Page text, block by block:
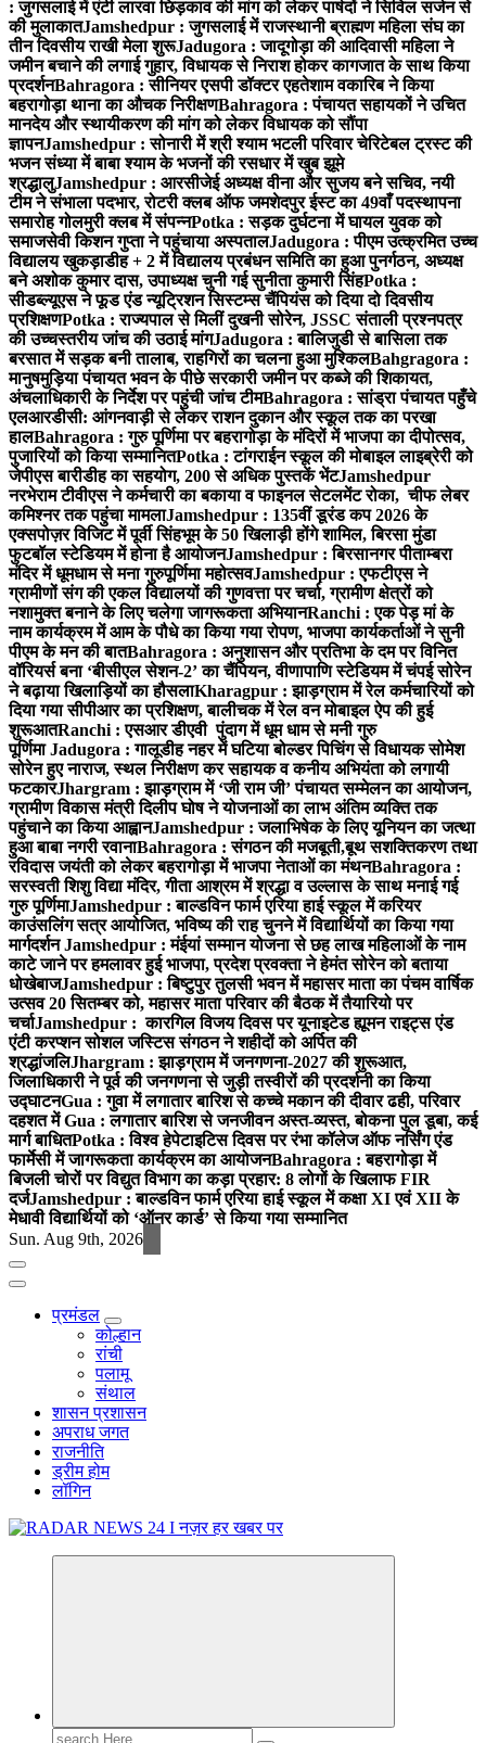
: जुगसलाई में एंटी लारवा छिड़काव की मांग को लेकर पार्षदों ने सिविल सर्जन से
की मुलाकातJamshedpur : जुगसलाई में राजस्थानी ब्राह्मण महिला संघ का
तीन दिवसीय राखी मेला शुरूJadugora : जादूगोड़ा की आदिवासी महिला ने
जमीन बचाने की लगाई गुहार, विधायक से निराश होकर कागजात के साथ किया
प्रदर्शनBahragora : सीनियर एसपी डॉक्टर एहतेशाम वकारिब ने किया
बहरागोड़ा थाना का औचक निरीक्षणBahragora : पंचायत सहायकों ने उचित
मानदेय और स्थायीकरण की मांग को लेकर विधायक को सौंपा
ज्ञापनJamshedpur : सोनारी में श्री श्याम भटली परिवार चेरिटेबल ट्रस्ट की
भजन संध्या में बाबा श्याम के भजनों की रसधार में खुब झूमे
श्रद्धालुJamshedpur : आरसीजेई अध्यक्ष वीना और सुजय बने सचिव, नयी
टीम ने संभाला पदभार, रोटरी क्लब ऑफ जमशेदपुर ईस्ट का 49वाँ पदस्थापना
समारोह गोलमुरी क्लब में संपन्नPotka : सड़क दुर्घटना में घायल युवक को
समाजसेवी किशन गुप्ता ने पहुंचाया अस्पतालJadugora : पीएम उत्क्रमित उच्च
विद्यालय खुकड़ाडीह + 2 में विद्यालय प्रबंधन समिति का हुआ पुनर्गठन, अध्यक्ष
बने अशोक कुमार दास, उपाध्यक्ष चुनी गई सुनीता कुमारी सिंहPotka :
सीडब्ल्यूएस ने फूड एंड न्यूट्रिशन सिस्टम्स चैंपियंस को दिया दो दिवसीय
प्रशिक्षणPotka : राज्यपाल से मिलीं दुखनी सोरेन, JSSC संताली प्रश्नपत्र
की उच्चस्तरीय जांच की उठाई मांगJadugora : बालिजुडी से बासिला तक
बरसात में सड़क बनी तालाब, राहगिरों का चलना हुआ मुश्किलBahgragora :
मानुषमुड़िया पंचायत भवन के पीछे सरकारी जमीन पर कब्जे की शिकायत,
अंचलाधिकारी के निर्देश पर पहुंची जांच टीमBahragora : सांड्रा पंचायत पहुँचे
एलआरडीसी: आंगनवाड़ी से लेकर राशन दुकान और स्कूल तक का परखा
हालBahragora : गुरु पूर्णिमा पर बहरागोड़ा के मंदिरों में भाजपा का दीपोत्सव,
पुजारियों को किया सम्मानितPotka : टांगराईन स्कूल की मोबाइल लाइब्रेरी को
जेपीएस बारीडीह का सहयोग, 200 से अधिक पुस्तकें भेंटJamshedpur
नरभेराम टीवीएस ने कर्मचारी का बकाया व फाइनल सेटलमेंट रोका, चीफ लेबर
कमिश्नर तक पहुंचा मामलाJamshedpur : 135वीं डूरंड कप 2026 के
एक्सपोज़र विजिट में पूर्वी सिंहभूम के 50 खिलाड़ी होंगे शामिल, बिरसा मुंडा
फुटबॉल स्टेडियम में होना है आयोजनJamshedpur : बिरसानगर पीताम्बरा
मंदिर में धूमधाम से मना गुरुपूर्णिमा महोत्सवJamshedpur : एफटीएस ने
ग्रामीणों संग की एकल विद्यालयों की गुणवत्ता पर चर्चा, ग्रामीण क्षेत्रों को
नशामुक्त बनाने के लिए चलेगा जागरूकता अभियानRanchi : एक पेड़ मां के
नाम कार्यक्रम में आम के पौधे का किया गया रोपण, भाजपा कार्यकर्ताओं ने सुनी
पीएम के मन की बातBahragora : अनुशासन और प्रतिभा के दम पर विनित
वॉरियर्स बना ‘बीसीएल सेशन-2’ का चैंपियन, वीणापाणि स्टेडियम में चंपई सोरेन
ने बढ़ाया खिलाड़ियों का हौसलाKharagpur : झाड़ग्राम में रेल कर्मचारियों को
दिया गया सीपीआर का प्रशिक्षण, बालीचक में रेल वन मोबाइल ऐप की हुई
शुरूआतRanchi : एसआर डीएवी पुंदाग में धूम धाम से मनी गुरु
पूर्णिमाJadugora : गालूडीह नहर में घटिया बोल्डर पिचिंग से विधायक सोमेश
सोरेन हुए नाराज, स्थल निरीक्षण कर सहायक व कनीय अभियंता को लगायी
फटकारJhargram : झाड़ग्राम में ‘जी राम जी’ पंचायत सम्मेलन का आयोजन,
ग्रामीण विकास मंत्री दिलीप घोष ने योजनाओं का लाभ अंतिम व्यक्ति तक
पहुंचाने का किया आह्वानJamshedpur : जलाभिषेक के लिए यूनियन का जत्था
हुआ बाबा नगरी रवानाBahragora : संगठन की मजबूती,बूथ सशक्तिकरण तथा
रविदास जयंती को लेकर बहरागोड़ा में भाजपा नेताओं का मंथनBahragora :
सरस्वती शिशु विद्या मंदिर, गीता आश्रम में श्रद्धा व उल्लास के साथ मनाई गई
गुरु पूर्णिमाJamshedpur : बाल्डविन फार्म एरिया हाई स्कूल में करियर
काउंसलिंग सत्र आयोजित, भविष्य की राह चुनने में विद्यार्थियों का किया गया
मार्गदर्शनJamshedpur : मंईयां सम्मान योजना से छह लाख महिलाओं के नाम
काटे जाने पर हमलावर हुई भाजपा, प्रदेश प्रवक्ता ने हेमंत सोरेन को बताया
धोखेबाजJamshedpur : बिष्टुपुर तुलसी भवन में महासर माता का पंचम वार्षिक
उत्सव 20 सितम्बर को, महासर माता परिवार की बैठक में तैयारियो पर
चर्चाJamshedpur : कारगिल विजय दिवस पर यूनाइटेड ह्यूमन राइट्स एंड
एंटी करप्शन सोशल जस्टिस संगठन ने शहीदों को अर्पित की
श्रद्धांजलिJhargram : झाड़ग्राम में जनगणना-2027 की शुरूआत,
जिलाधिकारी ने पूर्व की जनगणना से जुड़ी तस्वीरों की प्रदर्शनी का किया
उद्घाटनGua : गुवा में लगातार बारिश से कच्चे मकान की दीवार ढही, परिवार
दहशत मेंGua : लगातार बारिश से जनजीवन अस्त-व्यस्त, बोकना पुल डूबा, कई
मार्ग बाधितPotka : विश्व हेपेटाइटिस दिवस पर रंभा कॉलेज ऑफ नर्सिंग एंड
फार्मेसी में जागरूकता कार्यक्रम का आयोजनBahragora : बहरागोड़ा में
बिजली चोरों पर विद्युत विभाग का कड़ा प्रहार: 8 लोगों के खिलाफ FIR
दर्जJamshedpur : बाल्डविन फार्म एरिया हाई स्कूल में कक्षा XI एवं XII के
मेधावी विद्यार्थियों को ‘ऑनर कार्ड’ से किया गया सम्मानित
Sun. Aug 9th, 2026
प्रमंडल
कोल्हान
रांची
पलामू
संथाल
शासन प्रशासन
अपराध जगत
राजनीति
ड्रीम होम
लॉगिन
Search